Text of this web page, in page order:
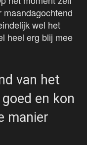
wel het
heel erg blij mee
van het
en kon
manier